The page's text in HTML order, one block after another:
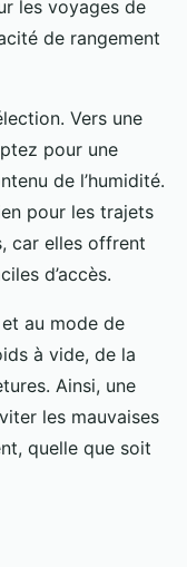
les voyages de
de rangement
Vers une
pour une
de l’humidité.
pour les trajets
car elles offrent
d’accès.
au mode de
à vide, de la
Ainsi, une
les mauvaises
quelle que soit